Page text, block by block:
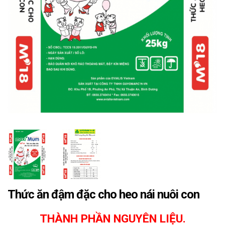
Thức ăn đậm đặc cho heo nái nuôi con
THÀNH PHẦN NGUYÊN LIỆU.